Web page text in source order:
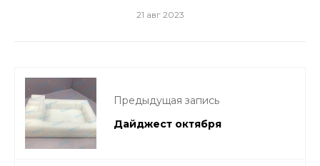
21 авг 2023
Предыдущая запись
Дайджест октября